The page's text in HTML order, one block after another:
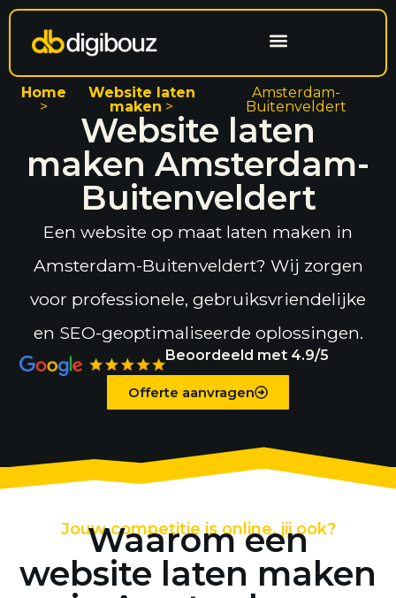
Home
>
Website laten
maken >
Amsterdam-
Buitenveldert
Website laten
maken Amsterdam-
Buitenveldert
Een website op maat laten maken in
Amsterdam-Buitenveldert? Wij zorgen
voor professionele, gebruiksvriendelijke
en SEO-geoptimaliseerde oplossingen.
Beoordeeld met 4.9/5
Offerte aanvragen
Jouw competitie is online, jij ook?
Waarom een
website laten maken